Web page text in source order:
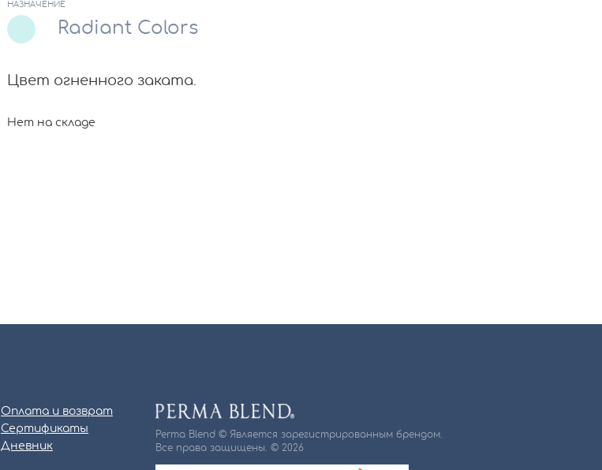
НАЗНАЧЕНИЕ
Radiant Colors
Цвет огненного заката.
Нет на складе
Оплата и возврат
Сертификаты
Дневник
Perma Blend © Является зарегистрированным брендом.
Все права защищены. © 2026